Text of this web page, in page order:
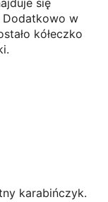
się
Dodatkowo w
kółeczko
karabińczyk.